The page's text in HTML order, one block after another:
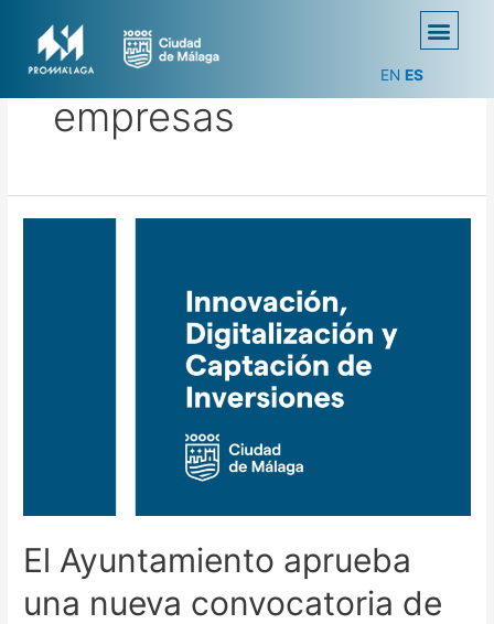
EN ES
empresas
El Ayuntamiento aprueba
una nueva convocatoria de